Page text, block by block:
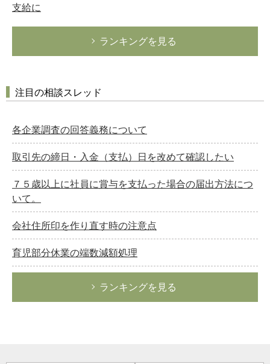
支給に
ランキングを見る
注目の相談スレッド
各企業調査の回答義務について
取引先の締日・入金（支払）日を改めて確認したい
７５歳以上に社員に賞与を支払った場合の届出方法につ
いて。
会社住所印を作り直す時の注意点
育児部分休業の端数減額処理
ランキングを見る